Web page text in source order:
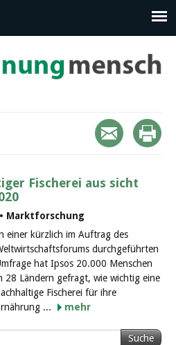
Fischerei aus sicht
Marktforschung
einer kürzlich im Auftrag des
durchgeführten
hat Ipsos 20.000 Menschen
28 Ländern gefragt, wie wichtig eine
Fischerei für ihre
...
mehr
Suche